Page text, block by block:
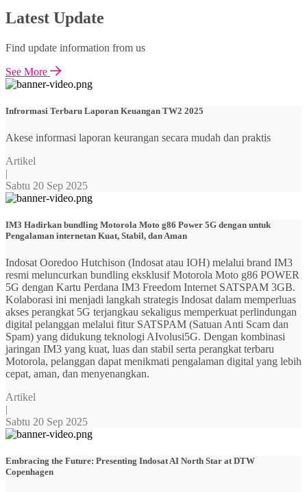
Latest Update
Find update information from us
See More
Infrormasi Terbaru Laporan Keuangan TW2 2025
Akese informasi laporan keurangan secara mudah dan praktis
Artikel
|
Sabtu 20 Sep 2025
IM3 Hadirkan bundling Motorola Moto g86 Power 5G dengan untuk
Pengalaman internetan Kuat, Stabil, dan Aman
Indosat Ooredoo Hutchison (Indosat atau IOH) melalui brand IM3
resmi meluncurkan bundling eksklusif Motorola Moto g86 POWER
5G dengan Kartu Perdana IM3 Freedom Internet SATSPAM 3GB.
Kolaborasi ini menjadi langkah strategis Indosat dalam memperluas
akses perangkat 5G terjangkau sekaligus memperkuat perlindungan
digital pelanggan melalui fitur SATSPAM (Satuan Anti Scam dan
Spam) yang didukung teknologi AIvolusi5G. Dengan kombinasi
jaringan IM3 yang kuat, luas dan stabil serta perangkat terbaru
Motorola, pelanggan dapat menikmati pengalaman digital yang lebih
cepat, aman, dan menyenangkan.
Artikel
|
Sabtu 20 Sep 2025
Embracing the Future: Presenting Indosat AI North Star at DTW
Copenhagen